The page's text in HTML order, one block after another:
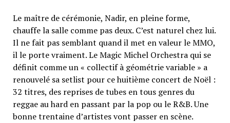
Le maître de cérémonie, Nadir, en pleine forme,
chauffe la salle comme pas deux. C’est naturel chez lui.
Il ne fait pas semblant quand il met en valeur le MMO,
il le porte vraiment. Le Magic Michel Orchestra qui se
définit comme un « collectif à géométrie variable » a
renouvelé sa setlist pour ce huitième concert de Noël :
32 titres, des reprises de tubes en tous genres du
reggae au hard en passant par la pop ou le R&B. Une
bonne trentaine d’artistes vont passer en scène.